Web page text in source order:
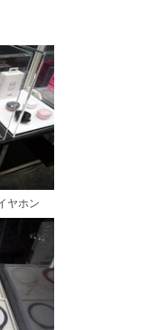
ヤホン